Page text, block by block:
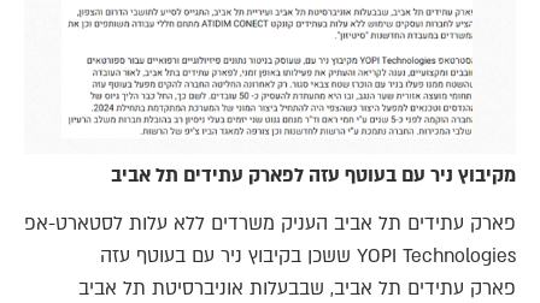
מקיבוץ ניר עם בעוטף עזה לפארק עתידים תל אביב
פארק עתידים תל אביב העניק משרדים ללא עלות לסטארט-אפ
YOPI Technologies ששכן בקיבוץ ניר עם בעוטף עזה
פארק עתידים תל אביב, שבבעלות אוניברסיטת תל אביב